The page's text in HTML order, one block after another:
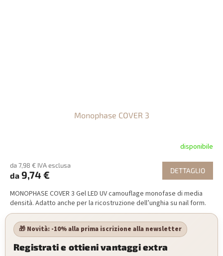
Monophase COVER 3
disponibile
da 7,98 € IVA esclusa
da 9,74 € DETTAGLIO
MONOPHASE COVER 3 Gel LED UV camouflage monofase di media
densità. Adatto anche per la ricostruzione dell’unghia su nail form.
🎁 Novità: -10% alla prima iscrizione alla newsletter
Registrati e ottieni vantaggi extra